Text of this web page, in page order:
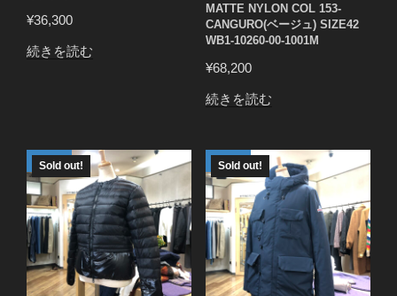
¥36,300
続きを読む
MATTE NYLON COL 153-
CANGURO(ベージュ) SIZE42
WB1-10260-00-1001M
¥68,200
続きを読む
Sold out! Sold out!